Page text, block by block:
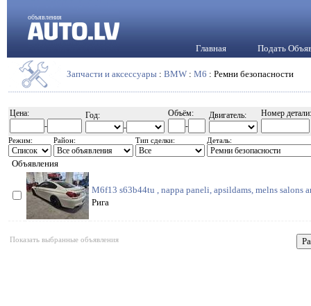
объявления
Главная Подать
Запчасти и аксессуары : BMW : M6 : Ремни безопасности
Цена:
-
Год:
-
Объём:
-
Двигатель: Номер детали:
Режим: Район: Тип сделки: Деталь:
Объявления
M6f13 s63b44tu , nappa paneli, apsildams, melns salons
Рига
Показать выбранные объявления